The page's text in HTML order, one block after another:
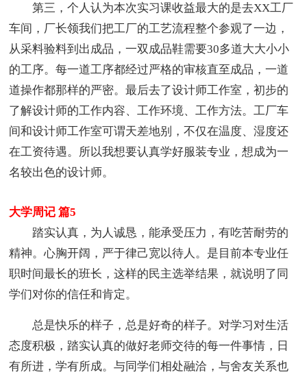
第三，个人认为本次实习课收益最大的是去XX工厂
车间，厂长领我们把工厂的工艺流程整个参观了一边，
从采料验料到出成品，一双成品鞋需要30多道大大小小
的工序。每一道工序都经过严格的审核直至成品，一道
道操作都那样的严密。最后去了设计师工作室，初步的
了解设计师的工作内容、工作环境、工作方法。工厂车
间和设计师工作室可谓天差地别，不仅在温度、湿度还
在工资待遇。所以我想要认真学好服装专业，想成为一
名较出色的设计师。
大学周记 篇5
踏实认真，为人诚恳，能承受压力，有吃苦耐劳的
精神。心胸开阔，严于律己宽以待人。是目前本专业任
职时间最长的班长，这样的民主选举结果，就说明了同
学们对你的信任和肯定。
总是快乐的样子，总是好奇的样子。对学习对生活
态度积极，踏实认真的做好老师交待的每一件事情，日
有所进，学有所成。与同学们相处融洽，与舍友关系也